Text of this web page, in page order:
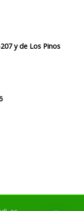
y de Los Pinos